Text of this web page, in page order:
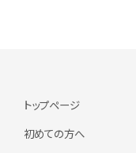
トップページ
初めての方へ